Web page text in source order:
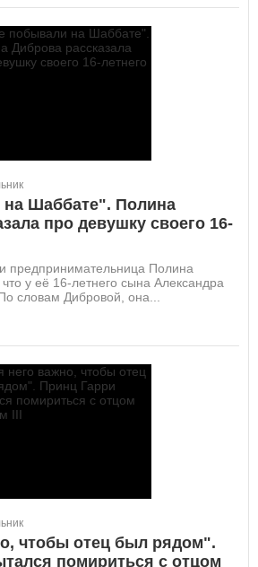
Шаббате". Полина
про девушку своего 16-
предпринимательница Полина
у её 16-летнего сына Александра
словам Дибровой, она...
чтобы отец был рядом".
помириться с отцом